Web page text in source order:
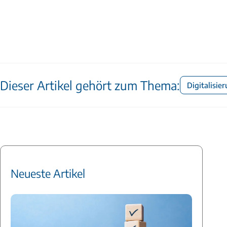
Dieser Artikel gehört zum Thema:
Neueste Artikel